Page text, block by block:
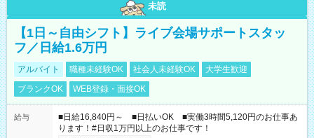
未読
【1日～自由シフト】ライブ会場サポートスタッ
フ／日給1.6万円
アルバイト 職種未経験OK 社会人未経験OK
大学生歓迎
ブランクOK
WEB登録・面接OK
給与
■日給16,840円～ ■日払いOK ■実働3時間5,120円のお仕事あ
ります！#日収1万円以上のお仕事です！